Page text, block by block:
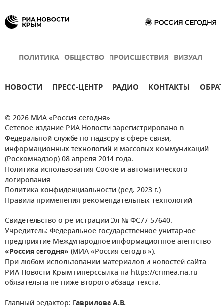
ПОЛИТИКА ОБЩЕСТВО ПРОИСШЕСТВИЯ ВИЗУАЛ
НОВОСТИ ПРЕСС-ЦЕНТР РАДИО КОНТАКТЫ
© 2026 МИА «Россия сегодня»
Сетевое издание РИА Новости зарегистрировано в
Федеральной службе по надзору в сфере связи,
информационных технологий и массовых коммуникаций
(Роскомнадзор) 08 апреля 2014 года.
Политика использования Cookie и автоматического
логирования
Политика конфиденциальности (ред. 2023 г.)
Правила применения рекомендательных технологий
Свидетельство о регистрации Эл № ФС77-57640.
Учредитель: Федеральное государственное унитарное
предприятие Международное информационное агентство
«Россия сегодня» (МИА «Россия сегодня»).
При любом использовании материалов и новостей сайта
РИА Новости Крым гиперссылка на https://crimea.ria.ru
обязательна не ниже второго абзаца текста.
Главный редактор: Гаврилова А.В.